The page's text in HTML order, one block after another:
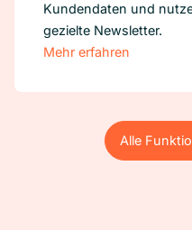
Kundendaten und
gezielte Newsletter.
Mehr erfahren
Alle
Alle